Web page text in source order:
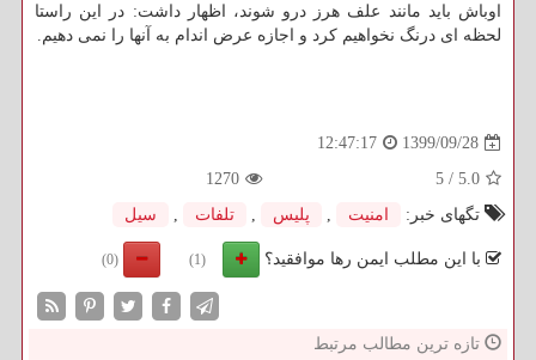
اوباش باید مانند علف هرز درو شوند، اظهار داشت: در این راستا
لحظه ای درنگ نخواهیم کرد و اجازه عرض اندام به آنها را نمی دهیم.
1399/09/28
12:47:17
5.0
/
5
1270
تگهای خبر:
امنیت , پلیس , تلفات , سیل
با این مطلب ایمن رها موافقید؟ (1)
(0)
تازه ترین مطالب مرتبط